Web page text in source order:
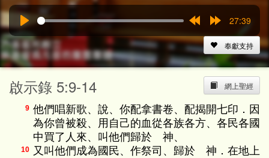
Play
15s
15s
27:39
奉獻支持
網上聖經
啟示錄 5:9-14
9 他們唱新歌、說、你配拿書卷、配揭開七印．因
為你曾被殺、用自己的血從各族各方、各民各國
中買了人來、叫他們歸於 神、
10 又叫他們成為國民、作祭司、歸於 神．在地上